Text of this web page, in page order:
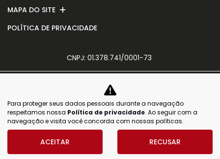
MAPA DO SITE
POLÍTICA DE PRIVACIDADE
CNPJ: 01.378.741/0001-73
No trânsito, enxergar o outro salva
vidas.
Para proteger seus dados pessoais durante a navegação
respeitamos nossa Política de privacidade. Ao seguir com a
navegação e visita você concorda com nossas políticas.
ACEITAR RECUSAR